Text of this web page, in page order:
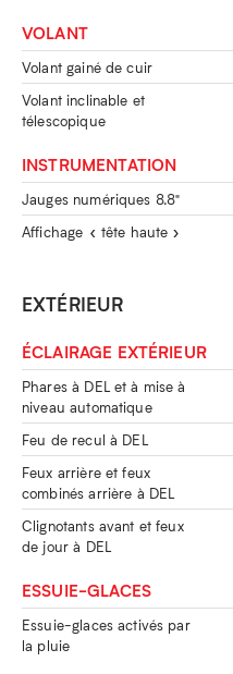
VOLANT
Volant gainé de cuir
Volant inclinable et
télescopique
INSTRUMENTATION
Jauges numériques 8.8"
Affichage « tête haute »
EXTÉRIEUR
ÉCLAIRAGE EXTÉRIEUR
Phares à DEL et à mise à
niveau automatique
Feu de recul à DEL
Feux arrière et feux
combinés arrière à DEL
Clignotants avant et feux
de jour à DEL
ESSUIE-GLACES
Essuie-glaces activés par
la pluie